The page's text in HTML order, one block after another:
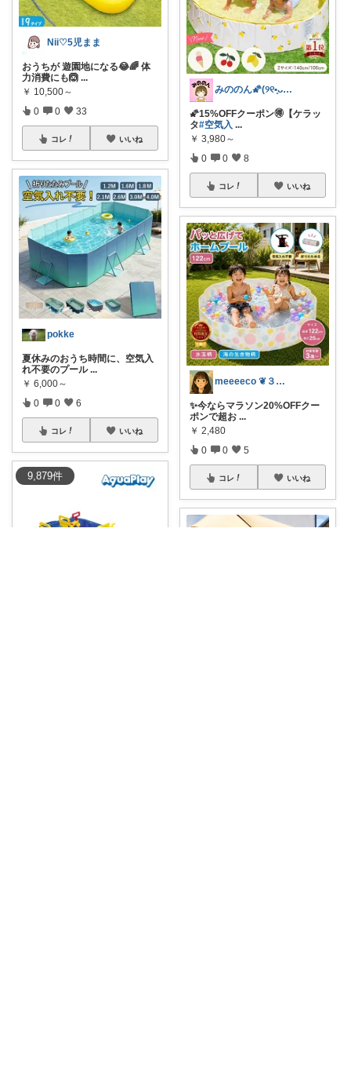
9,879件
Nii♡5児まま
おうちが 遊園地になる😂🌈 体
力消費にも🙆 ...
￥ 10,500～
0 0 33
コレ いいね
pokke
夏休みのおうち時間に、空気入
れ不要のプール ...
￥ 6,000～
0 0 6
コレ いいね
みののん🌠(୨୧•͈ᴗ•͈)感謝♡
🌠15%OFFクーポン🉐【ケラッ
タ#空気入 ...
￥ 3,980～
0 0 8
コレ いいね
meeeeco ❦３児ママ ❦
✨今ならマラソン20%OFFクー
ポンで超お ...
￥ 2,480
0 0 5
コレ いいね